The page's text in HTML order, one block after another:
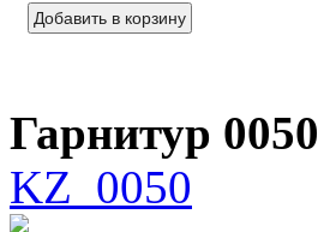
Гарнитур 0050
KZ_0050